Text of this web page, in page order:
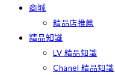
商城
精品店推薦
精品知識
LV 精品知識
Chanel 精品知識